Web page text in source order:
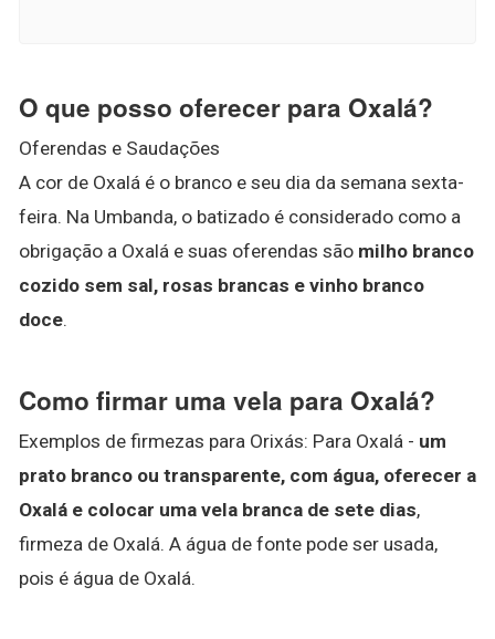
O que posso oferecer para Oxalá?
Oferendas e Saudações
A cor de Oxalá é o branco e seu dia da semana sexta-
feira. Na Umbanda, o batizado é considerado como a
obrigação a Oxalá e suas oferendas são milho branco
cozido sem sal, rosas brancas e vinho branco
doce.
Como firmar uma vela para Oxalá?
Exemplos de firmezas para Orixás: Para Oxalá - um
prato branco ou transparente, com água, oferecer a
Oxalá e colocar uma vela branca de sete dias,
firmeza de Oxalá. A água de fonte pode ser usada,
pois é água de Oxalá.